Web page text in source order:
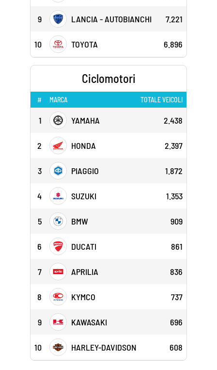
9 LANCIA - AUTOBIANCHI 7.221
10 TOYOTA 6.896
Ciclomotori
# MARCA TOTALE VEICOLI
1 YAMAHA 2.438
2 HONDA 2.397
3 PIAGGIO 1.872
4 SUZUKI 1.353
5 BMW 909
6 DUCATI 861
7 APRILIA 836
8 KYMCO 737
9 KAWASAKI 696
10 HARLEY-DAVIDSON 608